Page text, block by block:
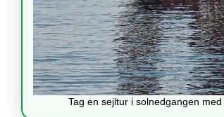
Tag en sejltur i solnedgangen